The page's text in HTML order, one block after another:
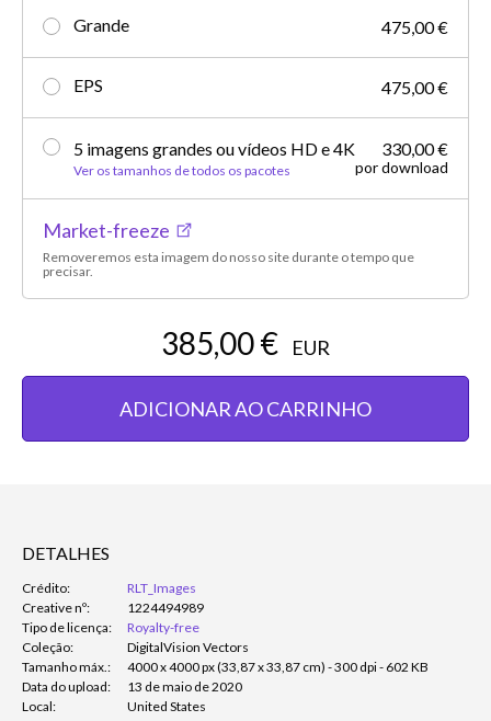
Grande 475,00 €
EPS 475,00 €
5 imagens grandes ou vídeos HD e 4K
Ver os tamanhos de todos os pacotes
330,00 €
por download
Market-freeze
Removeremos esta imagem do nosso site durante o tempo que
precisar.
385,00 € EUR
ADICIONAR AO CARRINHO
DETALHES
Crédito:
RLT_Images
Creative nº:
1224494989
Tipo de licença:
Royalty-free
Coleção:
DigitalVision Vectors
Tamanho máx.:
4000 x 4000 px (33,87 x 33,87 cm) - 300 dpi - 602 KB
Data do upload:
13 de maio de 2020
Local:
United States